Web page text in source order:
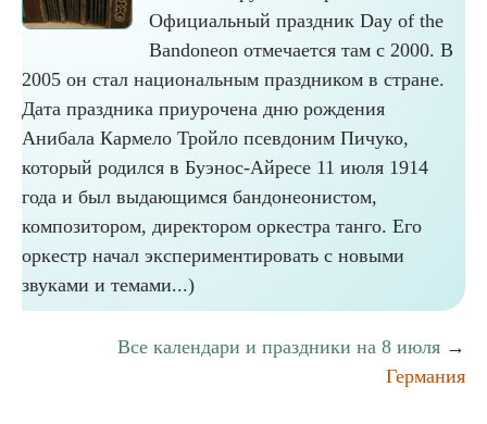
Официальный праздник Day of the
Bandoneon отмечается там с 2000. В
2005 он стал национальным праздником в стране.
Дата праздника приурочена дню рождения
Анибала Кармело Тройло псевдоним Пичуко,
который родился в Буэнос-Айресе 11 июля 1914
года и был выдающимся бандонеонистом,
композитором, директором оркестра танго. Его
оркестр начал экспериментировать с новыми
звуками и темами...)
Все календари и праздники на 8 июля →
Германия